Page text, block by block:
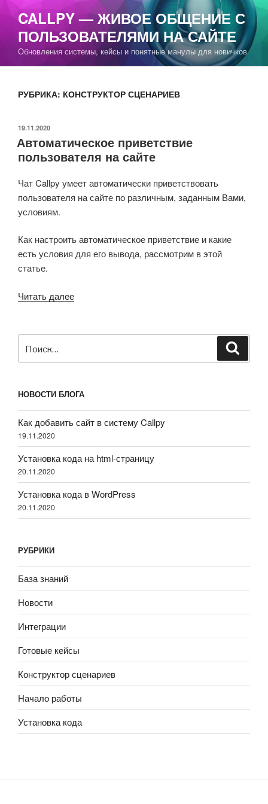
Перейти
содержимому
CALLPY — ЖИВОЕ ОБЩЕНИЕ С
ПОЛЬЗОВАТЕЛЯМИ НА САЙТЕ
Обновления системы, кейсы и понятные манулы для новичков
РУБРИКА: КОНСТРУКТОР СЦЕНАРИЕВ
ОПУБЛИКОВАНО
19.11.2020
Автоматическое приветствие
пользователя на сайте
Чат Callpy умеет автоматически приветствовать
пользователя на сайте по различным, заданным Вами,
условиям.
Как настроить автоматическое приветствие и какие
есть условия для его вывода, рассмотрим в этой
статье.
Читать далее
на
НОВОСТИ БЛОГА
Как добавить сайт в систему Callpy
19.11.2020
Установка кода на html-страницу
20.11.2020
Установка кода в WordPress
20.11.2020
РУБРИКИ
База знаний
Новости
Интеграции
Готовые кейсы
Конструктор сценариев
Начало работы
Установка кода